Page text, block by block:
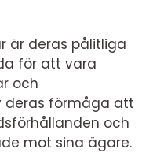
är deras pålitliga
för att vara
och
deras förmåga att
och
mot sina ägare.